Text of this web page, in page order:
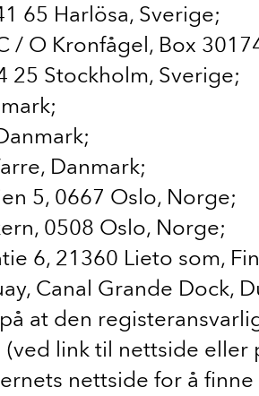
65 Harlösa, Sverige;
O Kronfågel, Box
25 Stockholm, Sverige;
Danmark;
5, 0667 Oslo, Norge;
0508 Oslo, Norge;
6, 21360 Lieto som,
Canal Grande Dock,
at den
link til nettside eller
nettside for å